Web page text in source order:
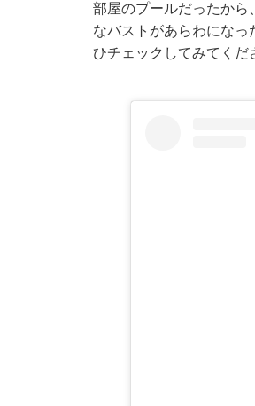
部屋のプールだったから
なバストがあらわにな
ひチェックしてみてくだ